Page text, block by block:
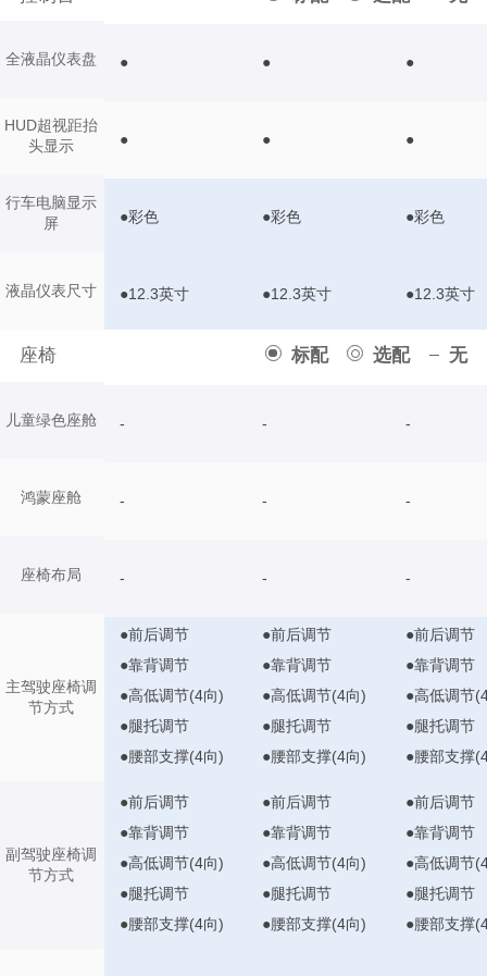
全液晶仪表盘
HUD超视距抬
头显示
行车电脑显示
屏
液晶仪表尺寸
座椅 标配 选配 无
儿童绿色座舱
鸿蒙座舱
座椅布局
主驾驶座椅调
节方式
副驾驶座椅调
节方式
● ● ●
● ● ●
●彩色 ●彩色 ●彩色
●12.3英寸 ●12.3英寸 ●12.3英寸
- - -
- - -
- - -
●前后调节
●靠背调节
●高低调节(4向)
●腿托调节
●腰部支撑(4向)
●前后调节
●靠背调节
●高低调节(4向)
●腿托调节
●腰部支撑(4向)
●前后调节
●靠背调节
●高低调节
●腿托调节
●腰部支撑
●前后调节
●靠背调节
●高低调节(4向)
●腿托调节
●腰部支撑(4向)
●前后调节
●靠背调节
●高低调节(4向)
●腿托调节
●腰部支撑(4向)
●前后调节
●靠背调节
●高低调节
●腿托调节
●腰部支撑